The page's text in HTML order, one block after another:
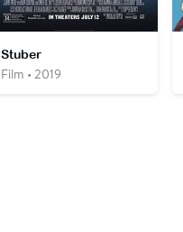
Stuber
Film • 2019